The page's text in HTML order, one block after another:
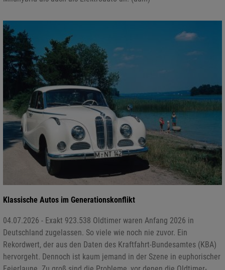
Klassische Autos im Generationskonflikt
04.07.2026 - Exakt 923.538 Oldtimer waren Anfang 2026 in
Deutschland zugelassen. So viele wie noch nie zuvor. Ein
Rekordwert, der aus den Daten des Kraftfahrt-Bundesamtes (KBA)
hervorgeht. Dennoch ist kaum jemand in der Szene in euphorischer